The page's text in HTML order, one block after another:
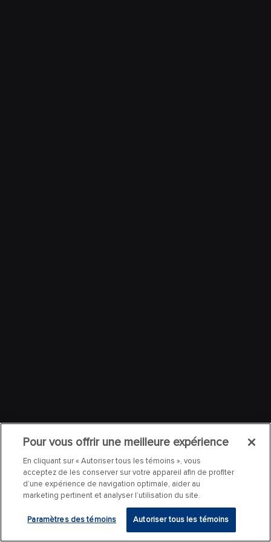
Pour vous offrir une meilleure expérience
En cliquant sur « Autoriser tous les témoins », vous
acceptez de les conserver sur votre appareil afin de profiter
d’une expérience de navigation optimale, aider au
marketing pertinent et analyser l’utilisation du site.
Paramètres des témoins Autoriser tous les témoins